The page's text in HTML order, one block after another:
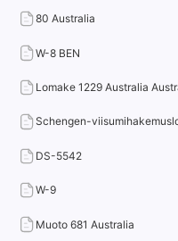
80 Australia
W-8 BEN
Lomake 1229 Australia
Schengen-
DS-5542
W-9
Muoto 681 Australia